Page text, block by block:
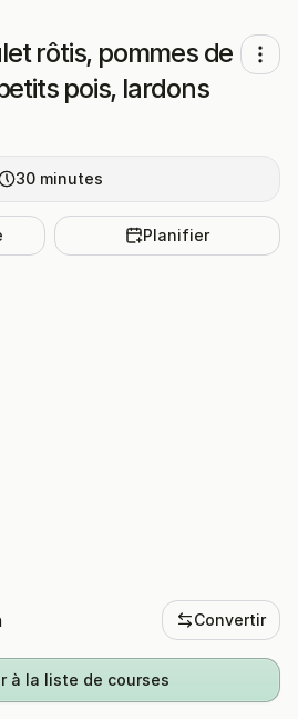
rôtis, pommes de
pois, lardons
30 minutes
Planifier
Convertir
à la liste de courses